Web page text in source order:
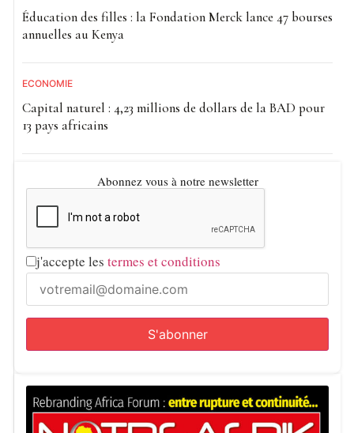
Éducation des filles : la Fondation Merck lance 47 bourses
annuelles au Kenya
ECONOMIE
Capital naturel : 4,23 millions de dollars de la BAD pour
13 pays africains
Abonnez vous à notre newsletter
j'accepte les termes et conditions